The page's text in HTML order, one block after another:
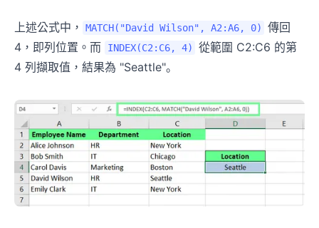
上述公式中， MATCH("David Wilson", A2:A6, 0)
傳回
4，即列位置。而
INDEX(C2:C6, 4)
從範圍 C2:C6 的第
4 列擷取值，結果為 "Seattle"。